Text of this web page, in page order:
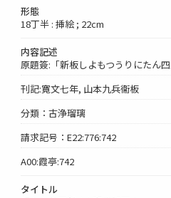
形態
18丁半 : 挿絵 ; 22cm
内容記述
原題簽:「新板しよもつうりにたん四
刊記:寛文七年, 山本九兵衞板
分類：古浄瑠璃
請求記号：E22:776:742
A00:霞亭:742
タイトル